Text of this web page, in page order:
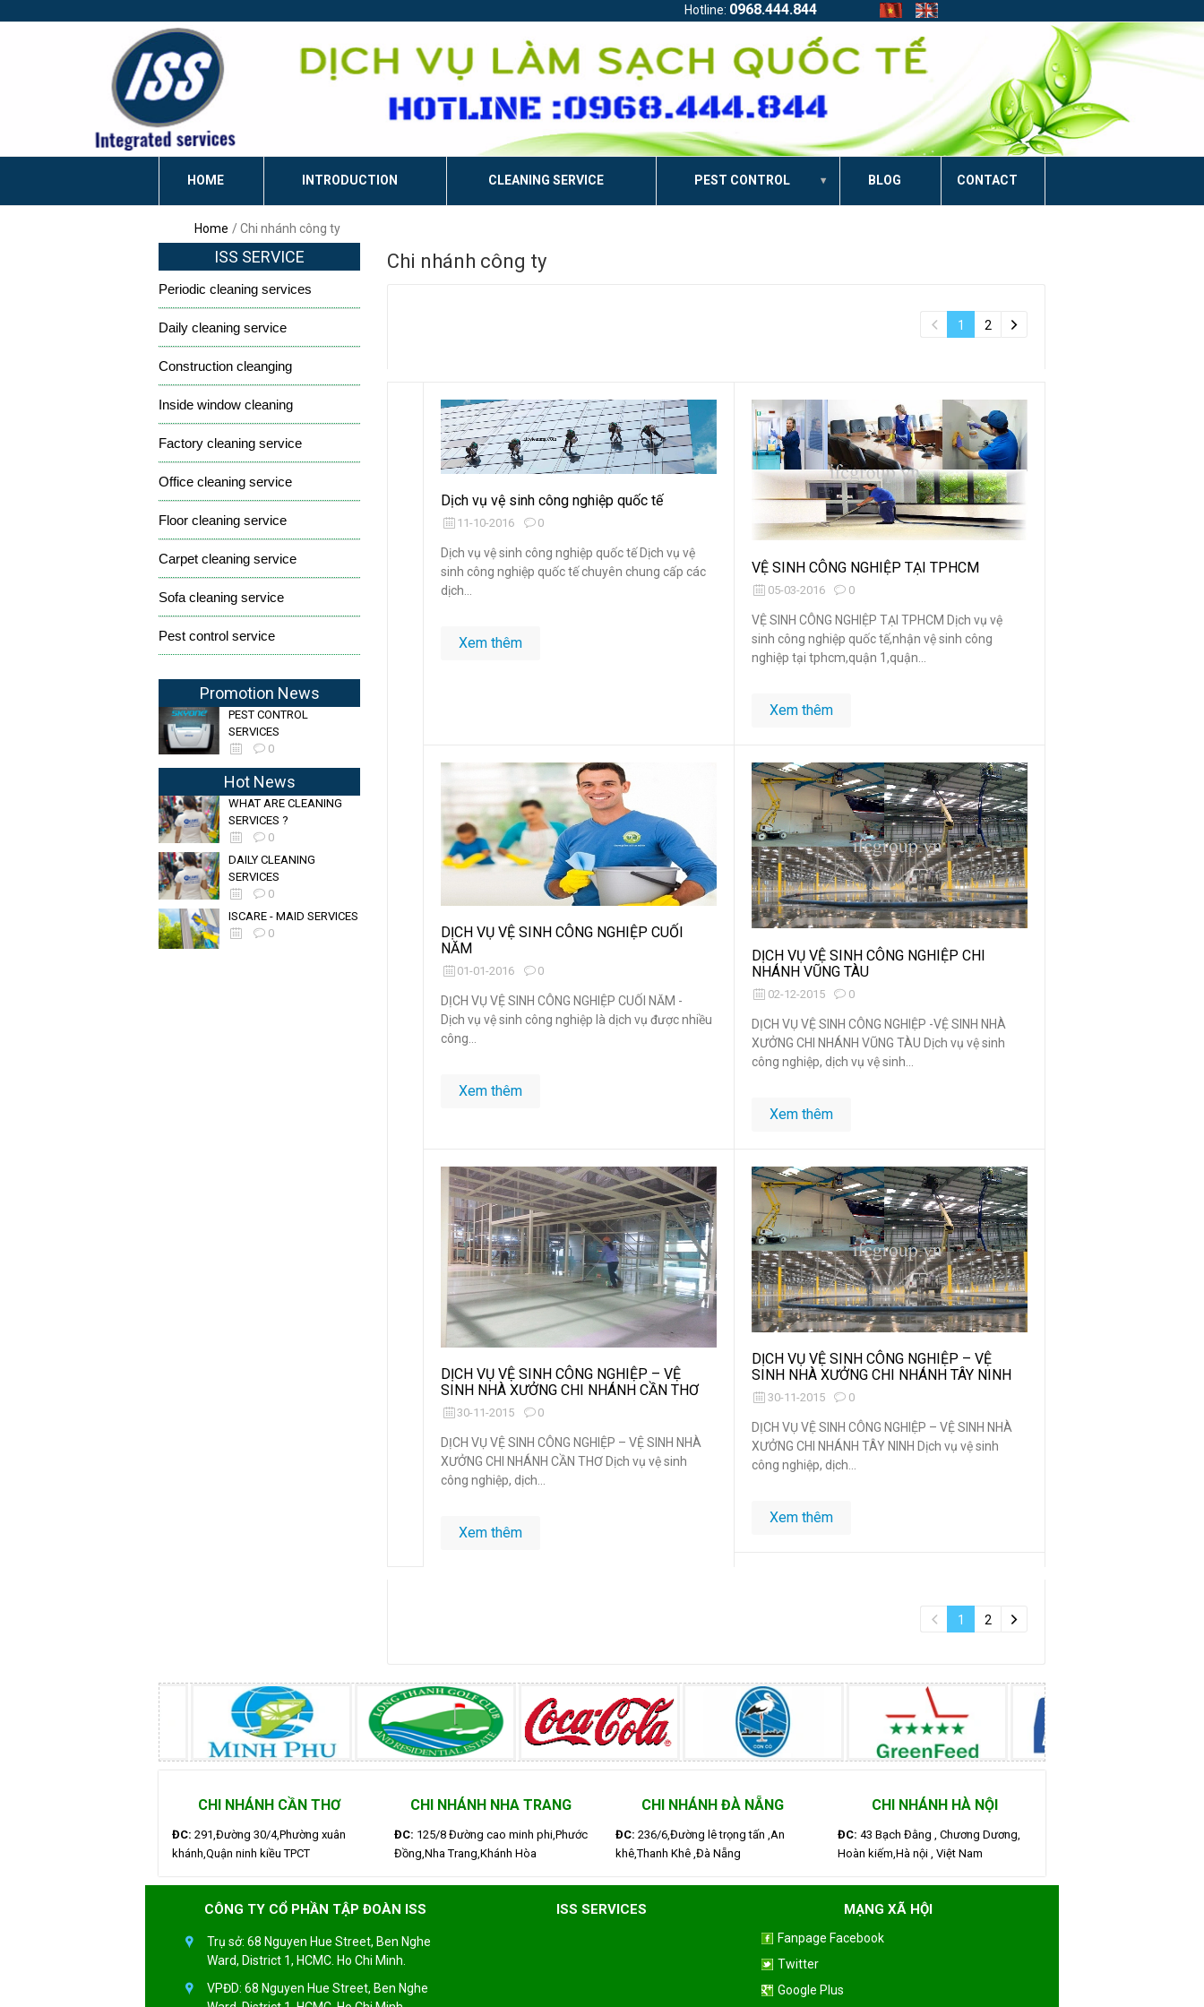
Hotline: 0968.444.844
HOME INTRODUCTION CLEANING SERVICE PEST CONTROL BLOG CONTACT
Home Chi nhánh công ty
ISS SERVICE
Periodic cleaning services
Daily cleaning service
Construction cleanging
Inside window cleaning
Factory cleaning service
Office cleaning service
Floor cleaning service
Carpet cleaning service
Sofa cleaning service
Pest control service
Promotion News
PEST CONTROL
SERVICES
0
Hot News
WHAT ARE CLEANING
SERVICES ?
0
DAILY CLEANING
SERVICES
0
ISCARE - MAID SERVICES
0
Chi nhánh công ty
1 2
Dịch vụ vệ sinh công nghiệp quốc tế
11-10-2016 0
Dịch vụ vệ sinh công nghiệp quốc tế Dịch vụ vệ
sinh công nghiệp quốc tế chuyên chung cấp các
dịch...
Xem thêm
VỆ SINH CÔNG NGHIỆP TẠI TPHCM
05-03-2016 0
VỆ SINH CÔNG NGHIỆP TẠI TPHCM Dịch vụ vệ
sinh công nghiệp quốc tế,nhận vệ sinh công
nghiệp tại tphcm,quận 1,quận...
Xem thêm
DỊCH VỤ VỆ SINH CÔNG NGHIỆP CUỐI
NĂM
01-01-2016 0
DỊCH VỤ VỆ SINH CÔNG NGHIỆP CUỐI NĂM -
Dịch vụ vệ sinh công nghiệp là dịch vụ được nhiều
công...
Xem thêm
DỊCH VỤ VỆ SINH CÔNG NGHIỆP CHI
NHÁNH VŨNG TÀU
02-12-2015 0
DỊCH VỤ VỆ SINH CÔNG NGHIỆP -VỆ SINH NHÀ
XƯỞNG CHI NHÁNH VŨNG TÀU Dịch vụ vệ sinh
công nghiệp, dịch vụ vệ sinh...
Xem thêm
DỊCH VỤ VỆ SINH CÔNG NGHIỆP – VỆ
SINH NHÀ XƯỞNG CHI NHÁNH CẦN THƠ
30-11-2015 0
DỊCH VỤ VỆ SINH CÔNG NGHIỆP – VỆ SINH NHÀ
XƯỞNG CHI NHÁNH CẦN THƠ Dịch vụ vệ sinh
công nghiệp, dịch...
Xem thêm
DỊCH VỤ VỆ SINH CÔNG NGHIỆP – VỆ
SINH NHÀ XƯỞNG CHI NHÁNH TÂY NINH
30-11-2015 0
DỊCH VỤ VỆ SINH CÔNG NGHIỆP – VỆ SINH NHÀ
XƯỞNG CHI NHÁNH TÂY NINH Dịch vụ vệ sinh
công nghiệp, dịch...
Xem thêm
1 2
CHI NHÁNH CẦN THƠ
ĐC: 291,Đường 30/4,Phường xuân
khánh,Quận ninh kiều TPCT
CHI NHÁNH NHA TRANG
ĐC: 125/8 Đường cao minh phi,Phước
Đồng,Nha Trang,Khánh Hòa
CHI NHÁNH ĐÀ NẴNG
ĐC: 236/6,Đường lê trọng tấn ,An
khê,Thanh Khê ,Đà Nẵng
CHI NHÁNH HÀ NỘI
ĐC: 43 Bạch Đằng , Chương Dương,
Hoàn kiếm,Hà nội , Việt Nam
CÔNG TY CỔ PHẦN TẬP ĐOÀN ISS
Trụ sở: 68 Nguyen Hue Street, Ben Nghe
Ward, District 1, HCMC. Ho Chi Minh.
VPĐD: 68 Nguyen Hue Street, Ben Nghe
ISS SERVICES MẠNG XÃ HỘI
Fanpage Facebook
Twitter
Google Plus